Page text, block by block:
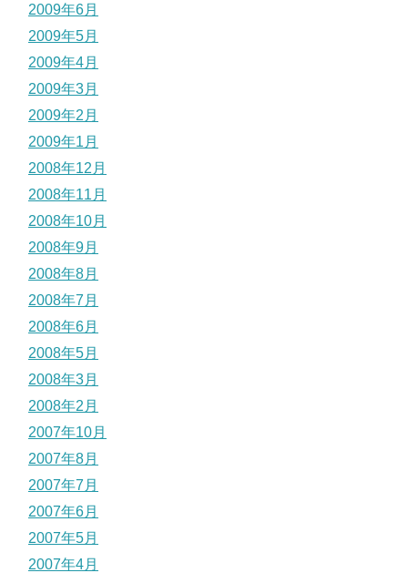
2009年6月
2009年5月
2009年4月
2009年3月
2009年2月
2009年1月
2008年12月
2008年11月
2008年10月
2008年9月
2008年8月
2008年7月
2008年6月
2008年5月
2008年3月
2008年2月
2007年10月
2007年8月
2007年7月
2007年6月
2007年5月
2007年4月